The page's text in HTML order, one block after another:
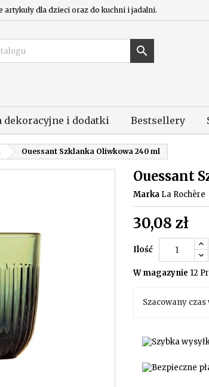
artykuły dla dzieci oraz do kuchni i jadalni.

dekoracyjne i dodatki Bestsellery
Ouessant Szklanka Oliwkowa 240 ml
Ouessant
Marka La Rochère
30,08 zł
Ilość
W magazynie 12
Szacowany